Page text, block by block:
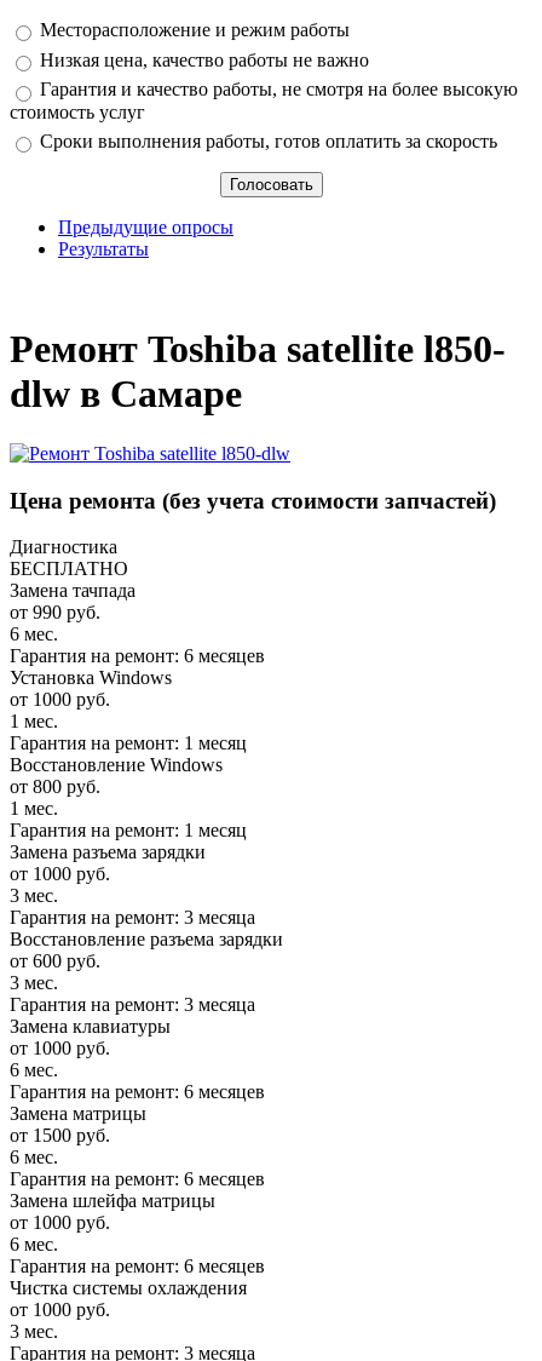
Варианты
Месторасположение и режим работы
Низкая цена, качество работы не важно
Гарантия и качество работы, не смотря на более высокую
стоимость услуг
Сроки выполнения работы, готов оплатить за скорость
Предыдущие опросы
Результаты
Ремонт Toshiba satellite l850-
dlw в Самаре
Цена ремонта (без учета стоимости запчастей)
Диагностика
БЕСПЛАТНО
Замена тачпада
от 990 руб.
6 мес.
Гарантия на ремонт: 6 месяцев
Установка Windows
от 1000 руб.
1 мес.
Гарантия на ремонт: 1 месяц
Восстановление Windows
от 800 руб.
1 мес.
Гарантия на ремонт: 1 месяц
Замена разъема зарядки
от 1000 руб.
3 мес.
Гарантия на ремонт: 3 месяца
Восстановление разъема зарядки
от 600 руб.
3 мес.
Гарантия на ремонт: 3 месяца
Замена клавиатуры
от 1000 руб.
6 мес.
Гарантия на ремонт: 6 месяцев
Замена матрицы
от 1500 руб.
6 мес.
Гарантия на ремонт: 6 месяцев
Замена шлейфа матрицы
от 1000 руб.
6 мес.
Гарантия на ремонт: 6 месяцев
Чистка системы охлаждения
от 1000 руб.
3 мес.
Гарантия на ремонт: 3 месяца